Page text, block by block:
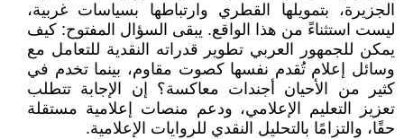
الجزيرة، بتمويلها القطري وارتباطها بسياسات غربية،
ليست استثناءً من هذا الواقع. يبقى السؤال المفتوح: كيف
يمكن للجمهور العربي تطوير قدراته النقدية للتعامل مع
وسائل إعلام تُقدم نفسها كصوت مقاوم، بينما تخدم في
كثير من الأحيان أجندات معاكسة؟ إن الإجابة تتطلب
تعزيز التعليم الإعلامي، ودعم منصات إعلامية مستقلة
حقًا، والتزامًا بالتحليل النقدي للروايات الإعلامية.